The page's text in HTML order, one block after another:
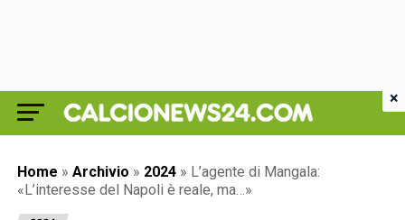
Home » Archivio » 2024 » L’agente di Mangala:
«L’interesse del Napoli è reale, ma…»
×